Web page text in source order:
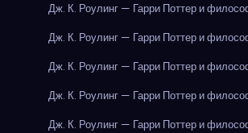
Дж. К. Роулинг — Гарри Поттер и
Дж. К. Роулинг — Гарри Поттер и
Дж. К. Роулинг — Гарри Поттер и
Дж. К. Роулинг — Гарри Поттер и
Дж. К. Роулинг — Гарри Поттер и